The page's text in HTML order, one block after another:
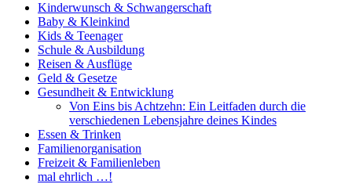
Kinderwunsch & Schwangerschaft
Baby & Kleinkind
Kids & Teenager
Schule & Ausbildung
Reisen & Ausflüge
Geld & Gesetze
Gesundheit & Entwicklung
Von Eins bis Achtzehn: Ein Leitfaden durch die
verschiedenen Lebensjahre deines Kindes
Essen & Trinken
Familienorganisation
Freizeit & Familienleben
mal ehrlich …!